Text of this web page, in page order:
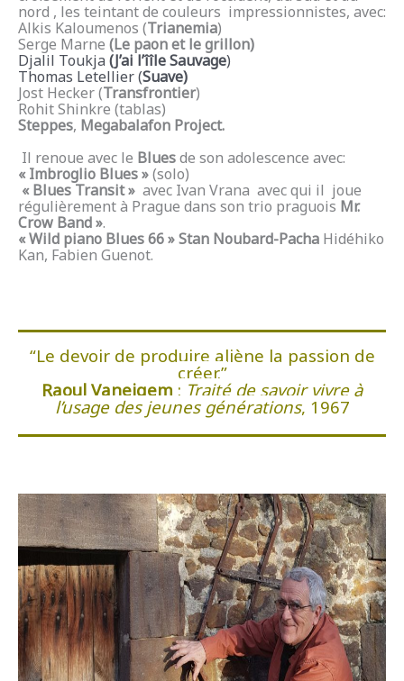
nord , les teintant de couleurs impressionnistes, avec:
Alkis Kaloumenos (Trianemia)
Serge Marne (Le paon et le grillon)
Djalil Toukja (J’ai l’îîle Sauvage)
Thomas Letellier (Suave)
Jost Hecker (Transfrontier)
Rohit Shinkre (tablas)
Steppes, Megabalafon Project.
Il renoue avec le Bluesde son adolescence avec:
« Imbroglio Blues »(solo)
« Blues Transit » avec Ivan Vrana avec qui il joue
régulièrement à Prague dans son trio praguois Mr.
Crow Band ».
« Wild piano Blues 66 » Stan Noubard-Pacha Hidéhiko
Kan, Fabien Guenot.
“Le devoir de produire aliène la passion de
créer.”
Raoul Vaneigem : Traité de savoir vivre à
l’usage des jeunes générations, 1967